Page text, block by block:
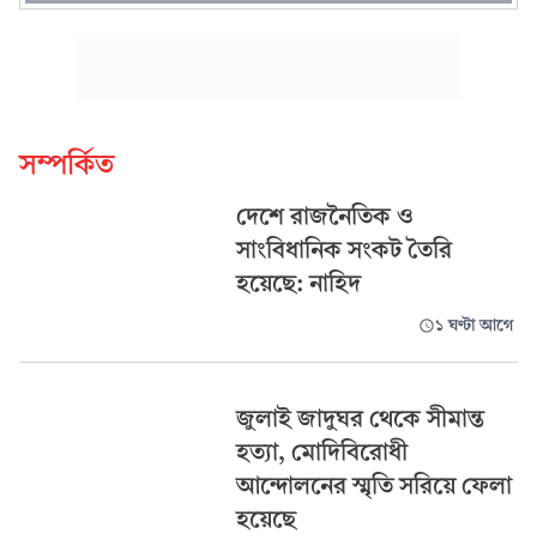
সম্পর্কিত
দেশে রাজনৈতিক ও
সাংবিধানিক সংকট তৈরি
হয়েছে: নাহিদ
১ ঘণ্টা আগে
জুলাই জাদুঘর থেকে সীমান্ত
হত্যা, মোদিবিরোধী
আন্দোলনের স্মৃতি সরিয়ে ফেলা
হয়েছে